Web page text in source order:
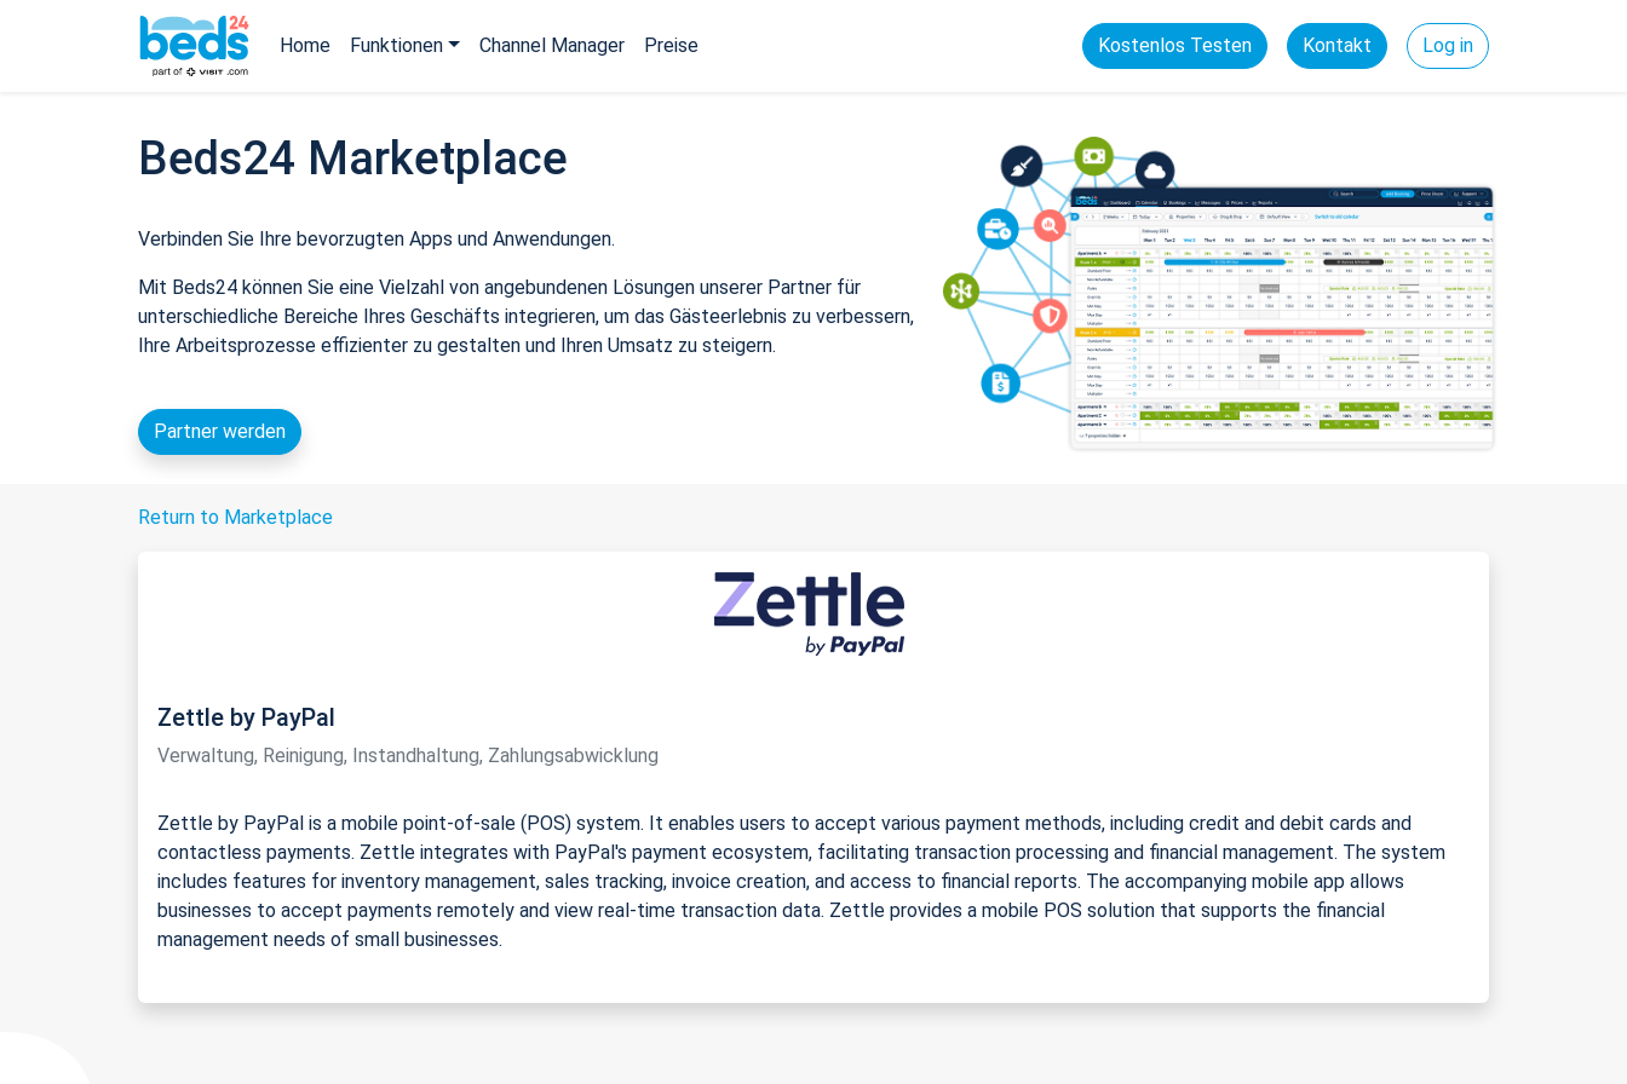
Home Funktionen Channel Manager Preise Kostenlos Testen Kontakt Log in
Beds24 Marketplace
Verbinden Sie Ihre bevorzugten Apps und Anwendungen.
Mit Beds24 können Sie eine Vielzahl von angebundenen Lösungen unserer Partner für
unterschiedliche Bereiche Ihres Geschäfts integrieren, um das Gästeerlebnis zu verbessern,
Ihre Arbeitsprozesse effizienter zu gestalten und Ihren Umsatz zu steigern.
Partner werden
Return to Marketplace
Zettle by PayPal
Verwaltung, Reinigung, Instandhaltung, Zahlungsabwicklung
Zettle by PayPal is a mobile point-of-sale (POS) system. It enables users to accept various payment methods, including credit and debit cards and
contactless payments. Zettle integrates with PayPal's payment ecosystem, facilitating transaction processing and financial management. The system
includes features for inventory management, sales tracking, invoice creation, and access to financial reports. The accompanying mobile app allows
businesses to accept payments remotely and view real-time transaction data. Zettle provides a mobile POS solution that supports the financial
management needs of small businesses.